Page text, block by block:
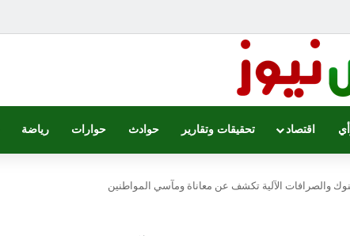
اقتصاد تحقيقات وتقارير حوادث حوارات رياضة
والصرافات الآلية تكشف عن معاناة ومآسي المواطنين